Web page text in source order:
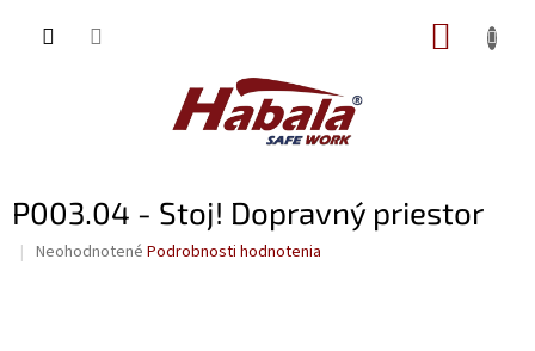
P003.04 - Stoj! Dopravný priestor
Priemerné
Neohodnotené Podrobnosti hodnotenia